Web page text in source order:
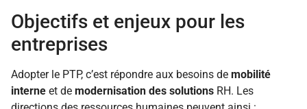
Objectifs et enjeux pour les
entreprises
Adopter le PTP, c’est répondre aux besoins de mobilité
interne et de modernisation des solutions RH. Les